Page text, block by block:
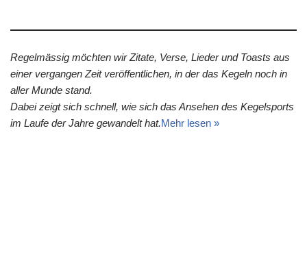
Regelmässig möchten wir Zitate, Verse, Lieder und Toasts aus
einer vergangen Zeit veröffentlichen, in der das Kegeln noch in
aller Munde stand.
Dabei zeigt sich schnell, wie sich das Ansehen des Kegelsports
im Laufe der Jahre gewandelt hat.Mehr lesen »